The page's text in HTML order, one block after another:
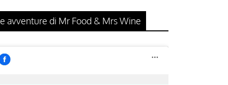
avventure di Mr Food & Mrs Wine